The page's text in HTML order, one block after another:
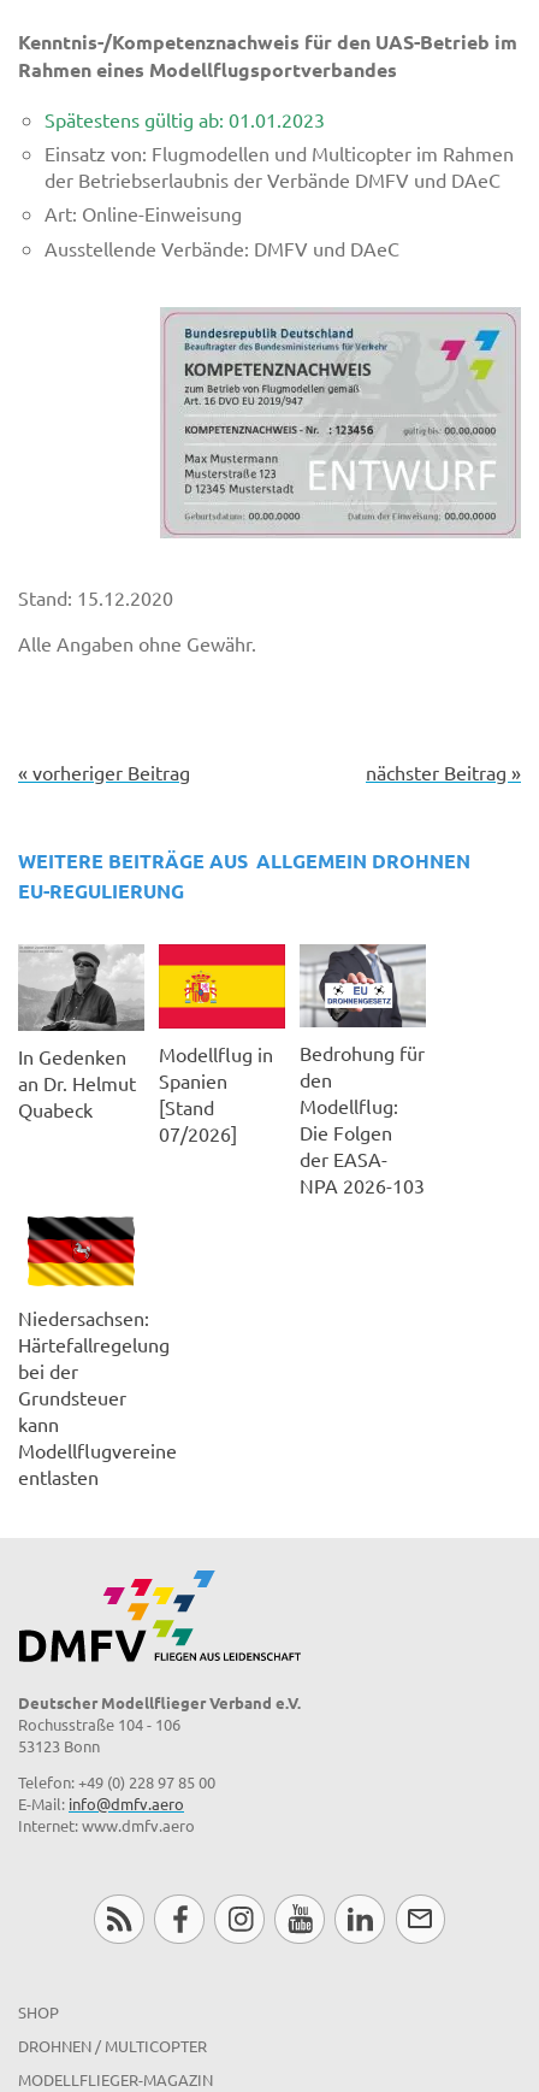
Kenntnis-/Kompetenznachweis für den UAS-Betrieb im
Rahmen eines Modellflugsportverbandes
Spätestens gültig ab: 01.01.2023
Einsatz von: Flugmodellen und Multicopter im Rahmen
der Betriebserlaubnis der Verbände DMFV und DAeC
Art: Online-Einweisung
Ausstellende Verbände: DMFV und DAeC
Stand: 15.12.2020
Alle Angaben ohne Gewähr.
« vorheriger Beitrag nächster Beitrag »
WEITERE BEITRÄGE AUS ALLGEMEIN DROHNEN
EU-REGULIERUNG
In Gedenken
an Dr. Helmut
Quabeck
Modellflug in
Spanien
[Stand
07/2026]
Bedrohung für
den
Modellflug:
Die Folgen
der EASA-
NPA 2026-103
Niedersachsen:
Härtefallregelung
bei der
Grundsteuer
kann
Modellflugvereine
entlasten
Deutscher Modellflieger Verband e.V.
Rochusstraße 104 - 106
53123 Bonn
Telefon: +49 (0) 228 97 85 00
E-Mail: info@dmfv.aero
Internet: www.dmfv.aero
SHOP
DROHNEN / MULTICOPTER
MODELLFLIEGER-MAGAZIN